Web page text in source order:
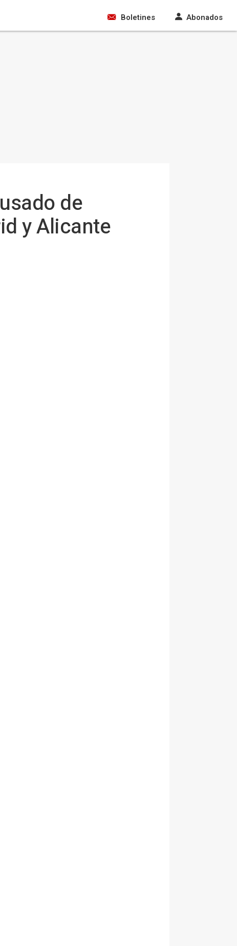
Boletines Abonados
de
y Alicante